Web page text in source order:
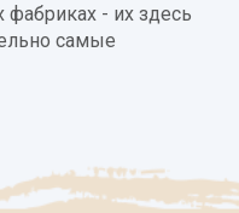
- их здесь
самые